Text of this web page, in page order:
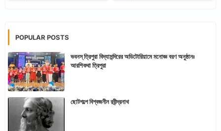
POPULAR POSTS
ভবনস্ ত্রিপুরা বিদ্যামন্দিরের অডিটোরিয়ামে মনোজ্ঞ বরণ অনুষ্ঠানঃ
আরশিকথা ত্রিপুরা
ছোটগল্পে বিশ্বজনীন রবীন্দ্রনাথ